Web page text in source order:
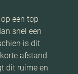
een top
snel een
is dit
afstand
dit ruime en